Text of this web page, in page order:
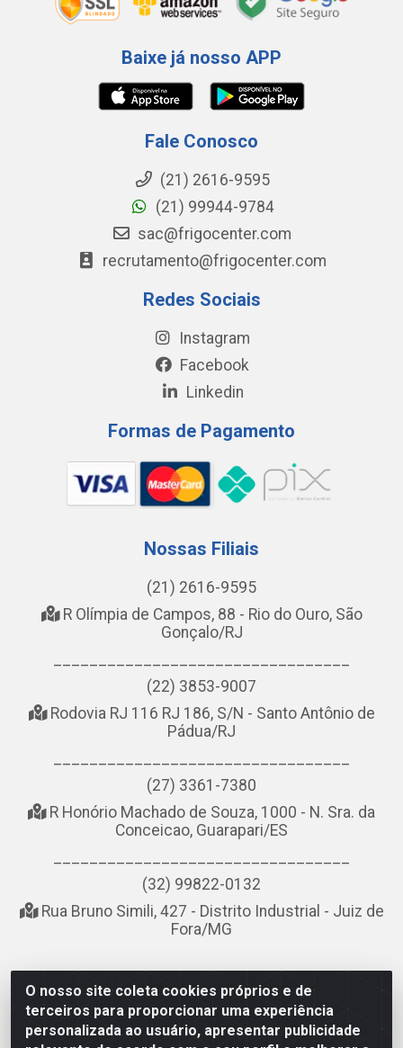
O nosso site coleta cookies próprios e de
terceiros para proporcionar uma experiência
personalizada ao usuário, apresentar publicidade
Baixe já nosso APP
Fale Conosco
(21) 2616-9595
(21) 99944-9784
sac@frigocenter.com
recrutamento@frigocenter.com
Redes Sociais
Instagram
Facebook
Linkedin
Formas de Pagamento
Nossas Filiais
(21) 2616-9595
R Olímpia de Campos, 88 - Rio do Ouro, São
Gonçalo/RJ
(22) 3853-9007
Rodovia RJ 116 RJ 186, S/N - Santo Antônio de
Pádua/RJ
(27) 3361-7380
R Honório Machado de Souza, 1000 - N. Sra. da
Conceicao, Guarapari/ES
(32) 99822-0132
Rua Bruno Simili, 427 - Distrito Industrial - Juiz de
Fora/MG
NOBREDO COMÉRCIO E LOGÍSTICA LTDA - AV DA ABDIAS
JOSÉ DOS SANTOS, LADO ÍMPAR 8921 - RIO DO OURO, SÃO
GONÇALO/RJ - CEP 24.756-151 - CNPJ 21.074.121/0001-58